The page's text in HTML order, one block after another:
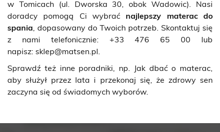
w Tomicach (ul. Dworska 30, obok Wadowic). Nasi
doradcy pomogą Ci wybrać najlepszy materac do
spania, dopasowany do Twoich potrzeb. Skontaktuj się
z nami telefonicznie: +33 476 65 00 lub
napisz: sklep@matsen.pl .
Sprawdź też inne poradniki, np.
Jak dbać o materac,
aby służył przez lata i przekonaj się, że zdrowy sen
zaczyna się od świadomych wyborów.